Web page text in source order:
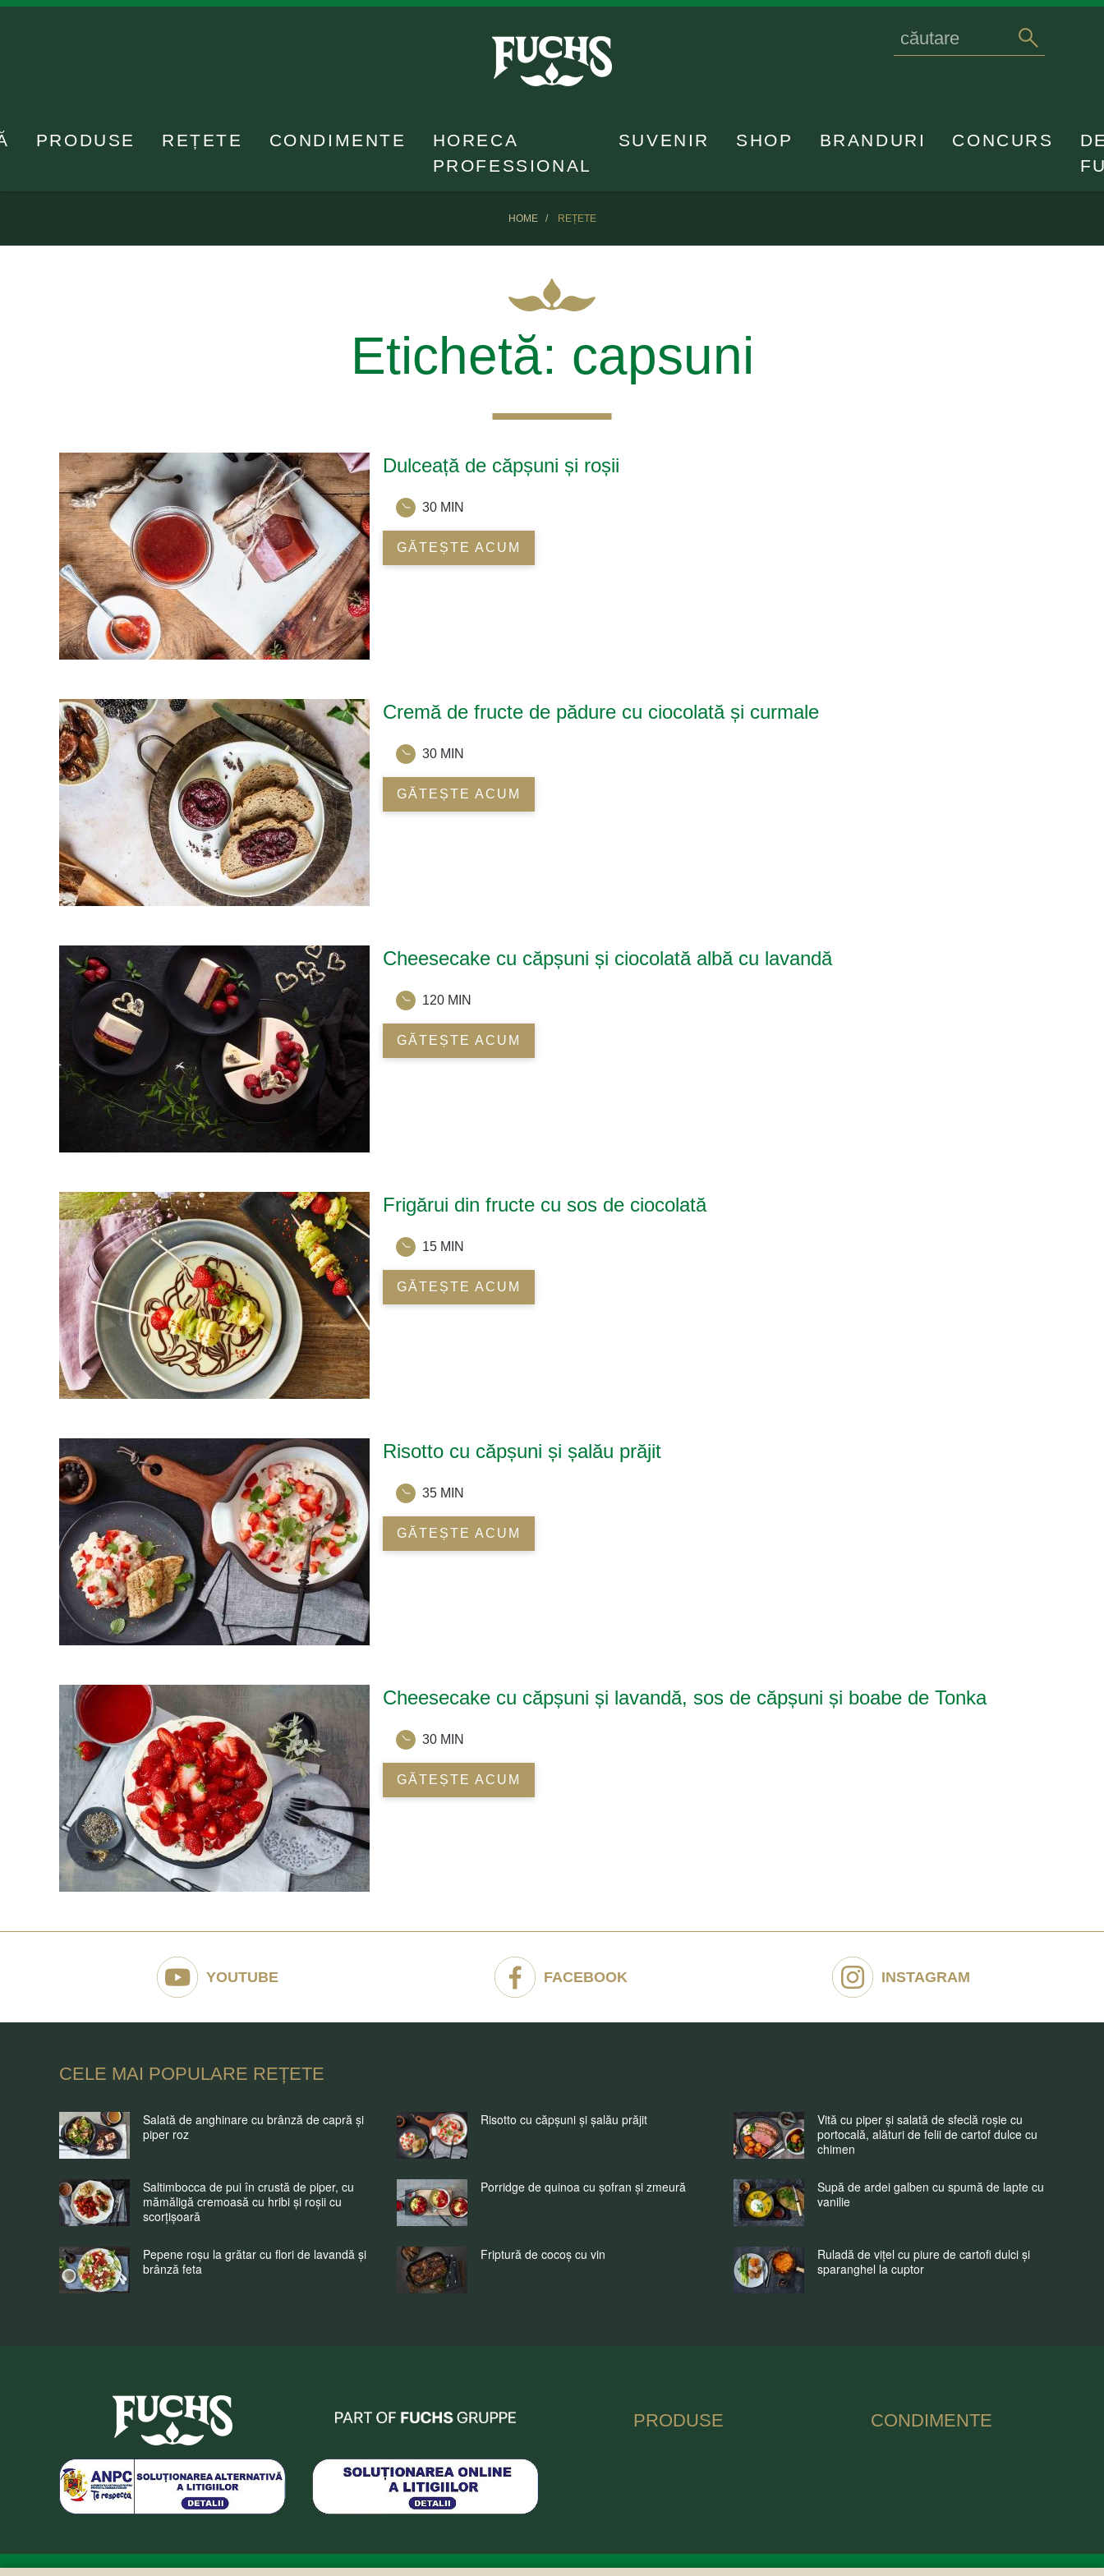
Search
PRODUSE REȚETE CONDIMENTE
HORECA
PROFESSIONAL
SUVENIR SHOP BRANDURI CONCURS
HOME REȚETE
Etichetă: capsuni
Dulceață de căpșuni și roșii
30 MIN
GĂTEȘTE ACUM
Cremă de fructe de pădure cu ciocolată și curmale
30 MIN
GĂTEȘTE ACUM
Cheesecake cu căpșuni și ciocolată albă cu lavandă
120 MIN
GĂTEȘTE ACUM
Frigărui din fructe cu sos de ciocolată
15 MIN
GĂTEȘTE ACUM
Risotto cu căpșuni și șalău prăjit
35 MIN
GĂTEȘTE ACUM
Cheesecake cu căpșuni și lavandă, sos de căpșuni și boabe de Tonka
30 MIN
GĂTEȘTE ACUM
YOUTUBE FACEBOOK INSTAGRAM
CELE MAI POPULARE REȚETE
Salată de anghinare cu brânză de capră și
piper roz
Risotto cu căpșuni și șalău prăjit
Vită cu piper și salată de sfeclă roșie cu
portocală, alături de felii de cartof dulce cu
chimen
Saltimbocca de pui în crustă de piper, cu
mămăligă cremoasă cu hribi și roșii cu
scorțișoară
Porridge de quinoa cu șofran și zmeură
Supă de ardei galben cu spumă de lapte cu
vanilie
Pepene roșu la grătar cu flori de lavandă și
brânză feta
Friptură de cocoș cu vin
Ruladă de vițel cu piure de cartofi dulci și
sparanghel la cuptor
PRODUSE CONDIMENTE